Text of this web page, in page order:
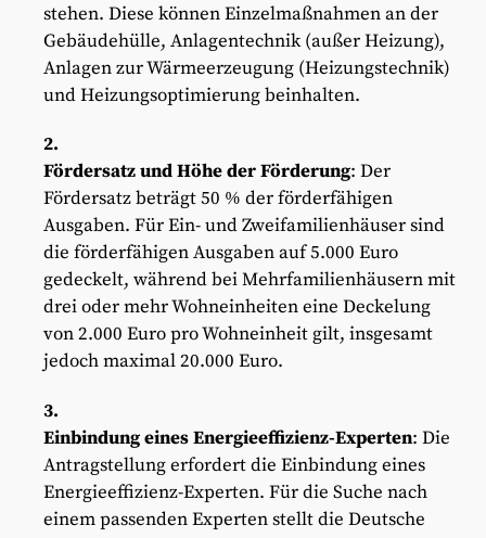
stehen. Diese können Einzelmaßnahmen an der
Gebäudehülle, Anlagentechnik (außer Heizung),
Anlagen zur Wärmeerzeugung (Heizungstechnik)
und Heizungsoptimierung beinhalten.
Fördersatz und Höhe der Förderung: Der
Fördersatz beträgt 50 % der förderfähigen
Ausgaben. Für Ein- und Zweifamilienhäuser sind
die förderfähigen Ausgaben auf 5.000 Euro
gedeckelt, während bei Mehrfamilienhäusern mit
drei oder mehr Wohneinheiten eine Deckelung
von 2.000 Euro pro Wohneinheit gilt, insgesamt
jedoch maximal 20.000 Euro.
Einbindung eines Energieeffizienz-Experten: Die
Antragstellung erfordert die Einbindung eines
Energieeffizienz-Experten. Für die Suche nach
einem passenden Experten stellt die Deutsche